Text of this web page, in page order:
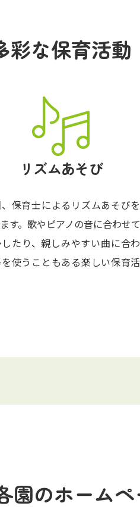
彩な保育活動
リズムあそび
保育士によるリズムあそび
す。歌やピアノの音に合わせ
たり、親しみやすい曲に合
使うこともある楽しい保育
園のホーム